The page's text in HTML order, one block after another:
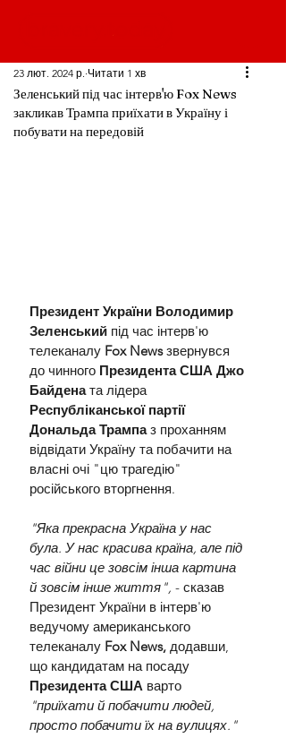
Зеленський під час інтерв'ю Fox News
закликав Трампа приїхати в Україну і
побувати на передовій
23 лют. 2024 р. Читати 1 хв
Президент України Володимир
Зеленський під час інтерв'ю
телеканалу Fox News звернувся
до чинного Президента США Джо
Байдена та лідера
Республіканської партії
Дональда Трампа з проханням
відвідати Україну та побачити на
власні очі "цю трагедію"
російського вторгнення.
"Яка прекрасна Україна у нас
була. У нас красива країна, але під
час війни це зовсім інша картина
й зовсім інше життя", - сказав
Президент України в інтерв'ю
ведучому американського
телеканалу Fox News, додавши,
що кандидатам на посаду
Президента США варто
"приїхати й побачити людей,
просто побачити їх на вулицях."